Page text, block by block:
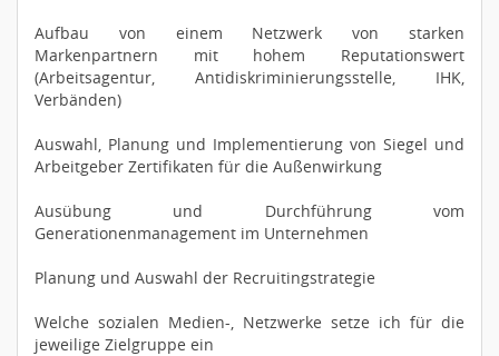
Aufbau von einem Netzwerk von starken
Markenpartnern mit hohem Reputationswert
(Arbeitsagentur, Antidiskriminierungsstelle, IHK,
Verbänden)
Auswahl, Planung und Implementierung von Siegel und
Arbeitgeber Zertifikaten für die Außenwirkung
Ausübung und Durchführung vom
Generationenmanagement im Unternehmen
Planung und Auswahl der Recruitingstrategie
Welche sozialen Medien-, Netzwerke setze ich für die
jeweilige Zielgruppe ein